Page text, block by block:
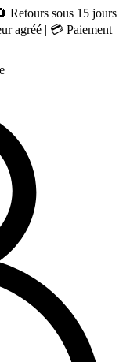
Retours sous 15 jours |
agréé | 💳 Paiement